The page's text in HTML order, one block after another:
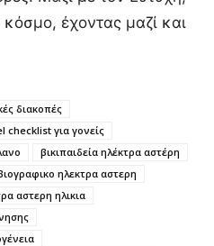
έχοντας μαζί και
διακοπές
checklist για γονείς
βικιπαιδεία ηλέκτρα αστέρη
ηλεκτρα αστερη
αστερη ηλικια